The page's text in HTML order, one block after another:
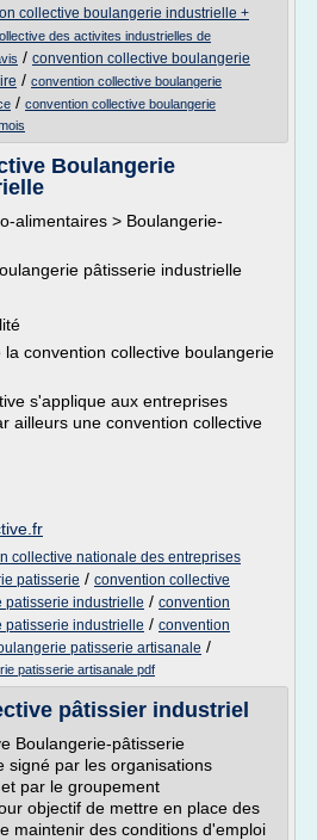
collective boulangerie industrielle +
des activites industrielles de
/ convention collective boulangerie
/ convention collective boulangerie
/ convention collective boulangerie
Boulangerie
alimentaires > Boulangerie-
pâtisserie industrielle
convention collective boulangerie
s'applique aux entreprises
ailleurs une convention collective
collective nationale des entreprises
patisserie / convention collective
industrielle / convention
industrielle / convention
patisserie artisanale /
patisserie artisanale pdf
pâtissier industriel
Boulangerie-pâtisserie
signé par les organisations
par le groupement
objectif de mettre en place des
maintenir des conditions d'emploi